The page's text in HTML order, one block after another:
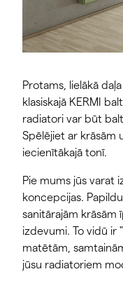
Protams, lielākā
klasiskajā KERMI
radiatori var būt
Spēlējiet ar krāsām
iecienītākajā tonī.
Pie mums jūs varat
koncepcijas.
sanitārajām krāsām
izdevumi. To vidū ir
matētām,
jūsu radiatoriem